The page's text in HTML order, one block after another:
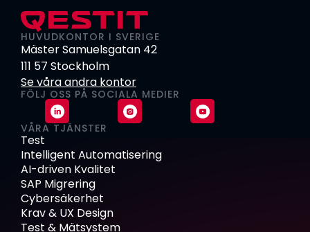
HUVUDKONTOR I SVERIGE
Mäster Samuelsgatan 42
111 57 Stockholm
Se våra andra kontor
FÖLJ OSS PÅ SOCIALA MEDIER
VÅRA TJÄNSTER
Test
Intelligent Automatisering
AI-driven Kvalitet
SAP Migrering
Cybersäkerhet
Krav & UX Design
Test & Mätsystem